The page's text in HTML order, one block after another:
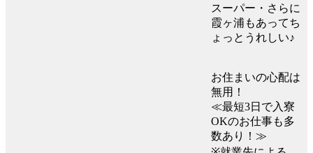
スーパー・さらに
霞ヶ浦もあってち
ょっとうれしい♪
お住まいの心配は
無用！
≪最短3日で入寮
OKのお仕事も多
数あり！≫